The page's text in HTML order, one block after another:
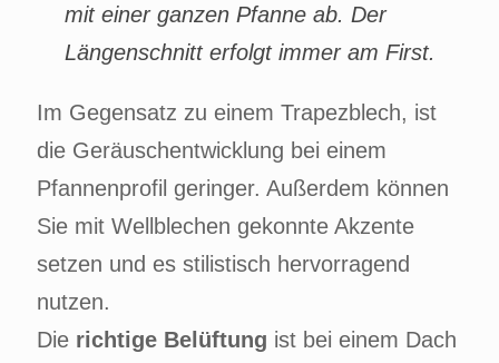
mit einer ganzen Pfanne ab. Der
Längenschnitt erfolgt immer am First.
Im Gegensatz zu einem Trapezblech, ist
die Geräuschentwicklung bei einem
Pfannenprofil geringer. Außerdem können
Sie mit Wellblechen gekonnte Akzente
setzen und es stilistisch hervorragend
nutzen.
Die richtige Belüftung ist bei einem Dach